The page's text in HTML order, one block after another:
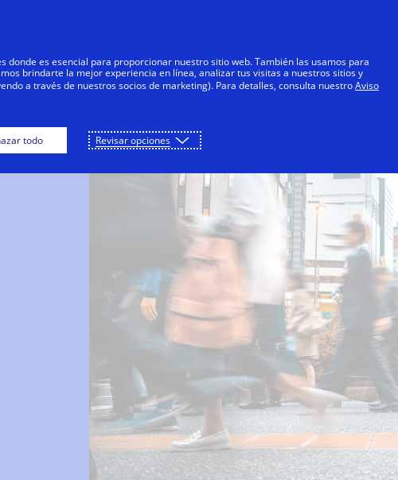
Personas Negocios Innovadores Todos
donde es esencial para proporcionar nuestro sitio web. También las usamos para
brindarte la mejor experiencia en línea, analizar tus visitas a nuestros sitios y
a través de nuestros socios de marketing). Para detalles, consulta nuestroAviso
todo Revisar opciones